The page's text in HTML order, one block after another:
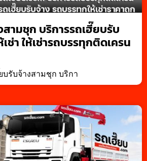
ามชุก บริการรถเฮี๊ยบรับ
ช่า ให้เช่ารถบรรทุกติดเครน
บรับจ้างสามชุก บริกา